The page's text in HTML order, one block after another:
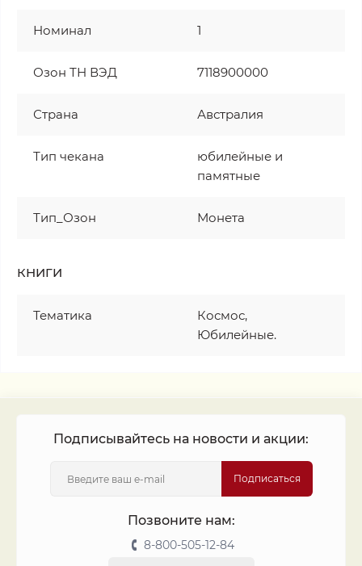
Номинал 1
Озон ТН ВЭД 7118900000
Страна Австралия
Тип чекана
юбилейные и
памятные
Тип_Озон Монета
КНИГИ
Тематика
Космос,
Юбилейные.
Подписывайтесь на новости и акции:
Подписаться
Позвоните нам:
8-800-505-12-84